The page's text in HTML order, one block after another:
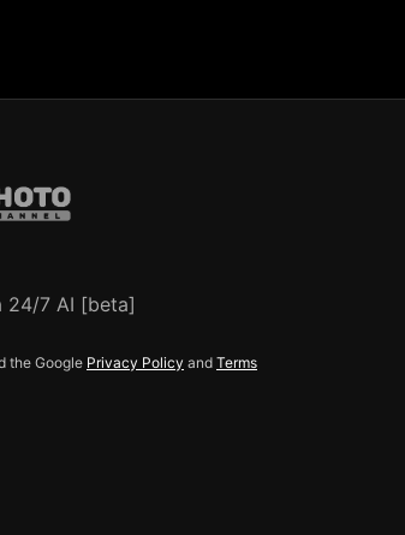
24/7 AI [beta]
the Google Privacy Policy and Terms